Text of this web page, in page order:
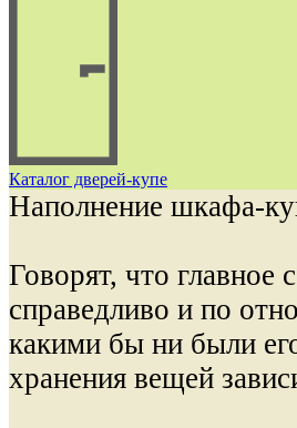
Каталог дверей-купе
Наполнение шкафа-
Говорят, что
справедливо и по
какими бы ни были
хранения вещей